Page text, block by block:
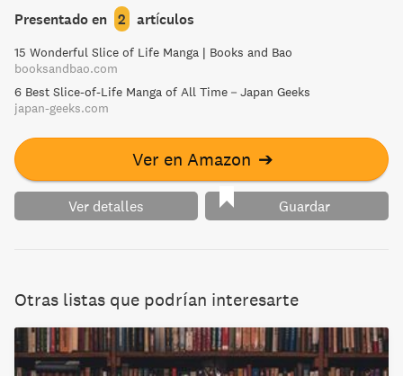
Presentado en 2 artículos
15 Wonderful Slice of Life Manga | Books and Bao
booksandbao.com
6 Best Slice-of-Life Manga of All Time－Japan Geeks
japan-geeks.com
Ver en Amazon ➔
Ver detalles Guardar
Otras listas que podrían interesarte